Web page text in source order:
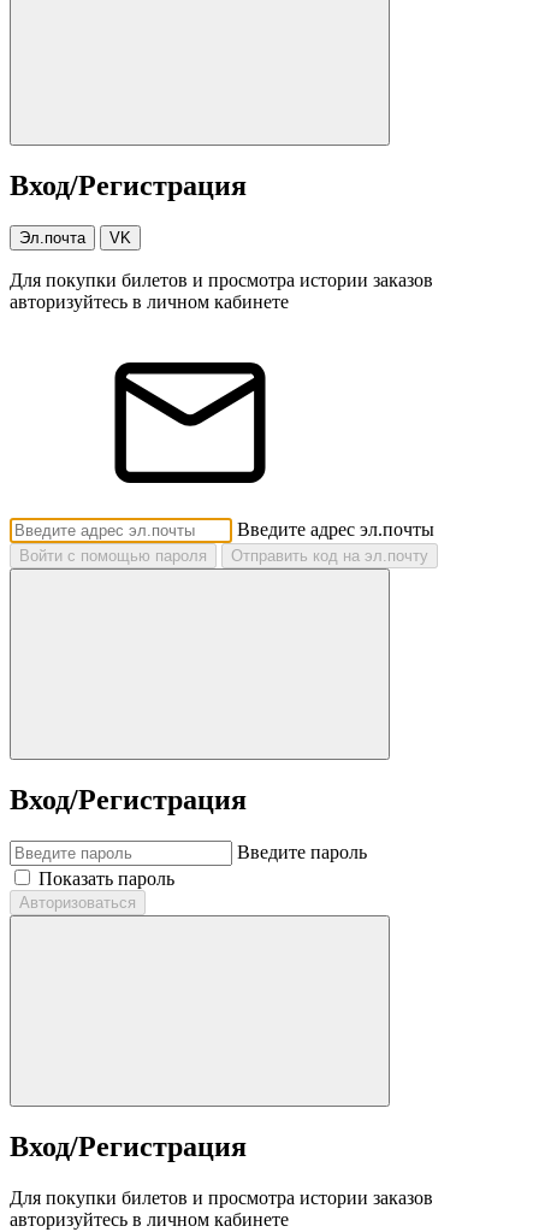
Вход/Регистрация
Эл.почта VK
Для покупки билетов и просмотра истории заказов
авторизуйтесь в личном кабинете
Введите адрес эл.почты
Войти с помощью пароля Отправить код на эл.почту
Вход/Регистрация
Введите пароль
Показать пароль
Авторизоваться
Вход/Регистрация
Для покупки билетов и просмотра истории заказов
авторизуйтесь в личном кабинете